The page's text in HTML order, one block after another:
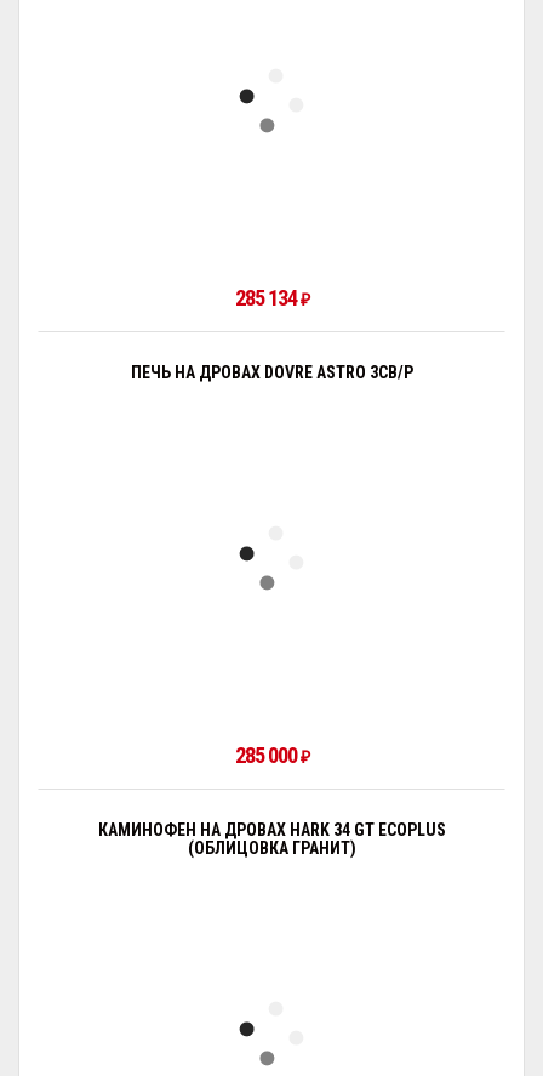
285 134₽
ПЕЧЬ НА ДРОВАХ DOVRE ASTRO 3CB/P
285 000₽
КАМИНОФЕН НА ДРОВАХ HARK 34 GT ECOPLUS
(ОБЛИЦОВКА ГРАНИТ)